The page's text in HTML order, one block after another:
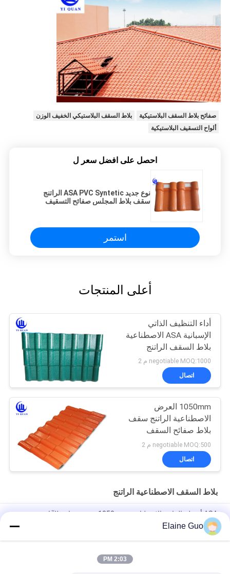
صفائح بلاط السقف البلاستيكية
بلاط السقف البلاستيكي الخفيف الوزن
ألواح التسقيف البلاستيكية
احصل على افضل سعر ل
نوع جديد ASA PVC Syntetic الراتنج
سقف بلاط المجلس صفائح التسقيف
استمر
أعلى المنتجات
أداء التنظيف الذاتي
الإسبانية ASA الاصطناعية
بلاط السقف الراتنج
negotiable MOQ:1000 م 2
اتصال
1050mm العرض
الاصطناعية الراتنج سقف
بلاط صفائح السقف
الاسبانية للبيع
negotiable MOQ:500 م 2
اتصال
بلاط السقف الاصطناعية الراتنج
ASA أسطح الراتنج الاصطناعي 1050mm عرض مقاوم للآثار
للحريق
ASA سقف الراتنج الاصطناعي 1050mm العرض الطول المخصص
Elaine Guo
2:03 PM